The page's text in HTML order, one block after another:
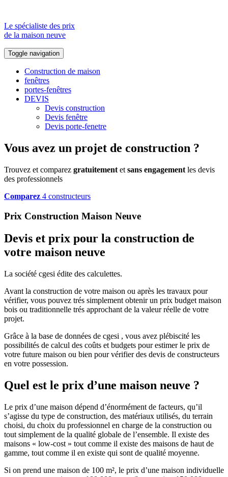
Le spécialiste des prix
de la maison neuve
Toggle navigation
Construction de maison
fenêtres
portes-fenêtres
DEVIS
Devis construction
Devis fenêtre
Devis porte-fenetre
Vous avez un projet de construction ?
Trouvez et comparez gratuitement et sans engagement les devis
des professionnels
Comparez 4 constructeurs
Prix Construction Maison Neuve
Devis et prix pour la construction de
votre maison neuve
La société cgesi édite des calculettes.
Avant la construction de votre maison ou après les travaux pour
vérifier, vous pouvez trés simplement obtenir un prix budget maison
bois ou traditionnelle trés approchant de la valeur réelle de votre
projet.
Grâce à la base de données de cgesi , vous avez plébiscité les
possibilités de calcul des coûts et budgets pour estimer le prix de
votre future maison ou bien pour vérifier des devis de constructeurs
en votre possession.
Quel est le prix d’une maison neuve ?
Le prix d’une maison dépend d’énormément de facteurs, qu’il
s’agisse du type de construction, des matériaux utilisés, du terrain
choisi, du choix du professionnel en charge de la construction ou
tout simplement de la qualité globale de l’ensemble. Il existe des
maisons « low-cost » tout comme il existe des maisons de haut de
gamme, tout comme il en existe qui sont de qualité moyenne.
Si on prend une maison de 100 m², le prix d’une maison individuelle